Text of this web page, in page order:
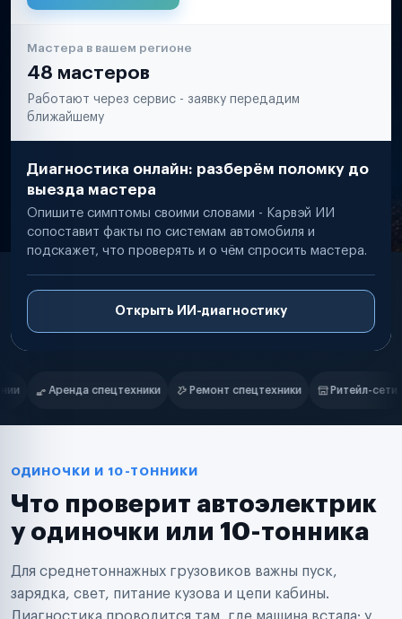
Мастера в вашем регионе
48 мастеров
Работают через сервис - заявку передадим
ближайшему
Диагностика онлайн: разберём поломку до
выезда мастера
Опишите симптомы своими словами - Карвэй ИИ
сопоставит факты по системам автомобиля и
подскажет, что проверять и о чём спросить мастера.
Открыть ИИ-диагностику
Нам доверяют
спецтехники Ритейл-сети Управляющие компании
Маркетплейсы
Таксопарки
Автодилеры
Поставщики запчастей
Аренда спецтехники
Ремонт спецтехники
Ритейл-сети
ОДИНОЧКИ И 10-ТОННИКИ
Что проверит автоэлектрик
у одиночки или 10-тонника
Для среднетоннажных грузовиков важны пуск,
зарядка, свет, питание кузова и цепи кабины.